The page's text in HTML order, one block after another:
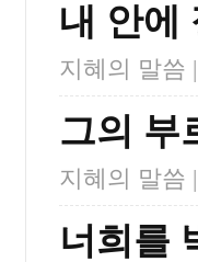
내 안에
지혜의 말씀 |
그의 부
지혜의 말씀 |
너희를